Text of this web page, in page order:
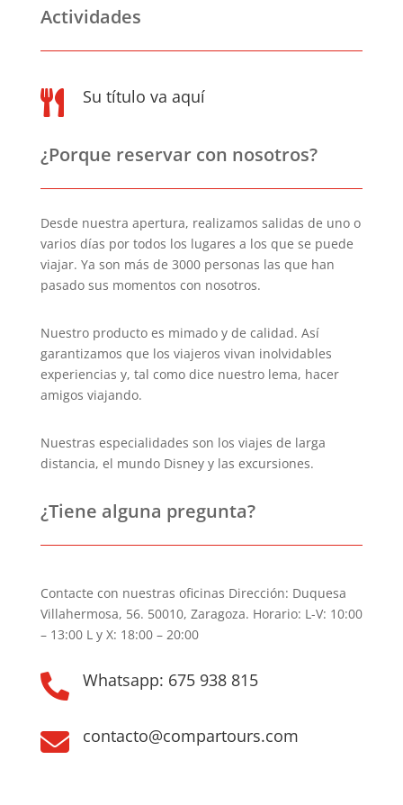
Actividades
 Su título va aquí
¿Porque reservar con nosotros?
Desde nuestra apertura, realizamos salidas de uno o
varios días por todos los lugares a los que se puede
viajar. Ya son más de 3000 personas las que han
pasado sus momentos con nosotros.
Nuestro producto es mimado y de calidad. Así
garantizamos que los viajeros vivan inolvidables
experiencias y, tal como dice nuestro lema, hacer
amigos viajando.
Nuestras especialidades son los viajes de larga
distancia, el mundo Disney y las excursiones.
¿Tiene alguna pregunta?
Contacte con nuestras oficinas Dirección: Duquesa
Villahermosa, 56. 50010, Zaragoza. Horario: L-V: 10:00
– 13:00 L y X: 18:00 – 20:00
 Whatsapp: 675 938 815
 contacto@compartours.com